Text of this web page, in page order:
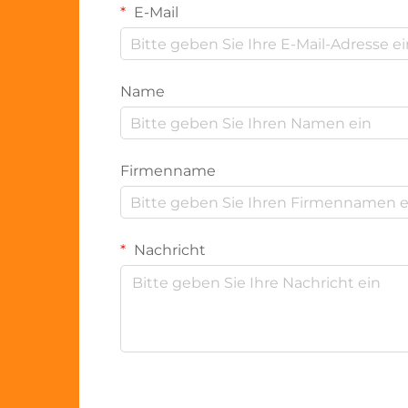
E-Mail
Name
Firmenname
Nachricht